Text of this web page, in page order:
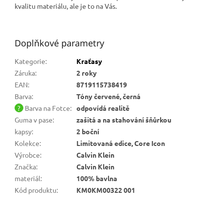
kvalitu materiálu, ale je to na Vás.
Doplňkové parametry
Kategorie:
Kraťasy
Záruka:
2 roky
EAN:
8719115738419
Barva:
Tóny červené, černá
? Barva na Fotce: odpovídá realitě
Guma v pase:
zašitá a na stahování šňůrkou
kapsy:
2 boční
Kolekce:
Limitovaná edice, Core Icon
Výrobce:
Calvin Klein
Značka:
Calvin Klein
materiál:
100% bavlna
Kód produktu: KM0KM00322 001